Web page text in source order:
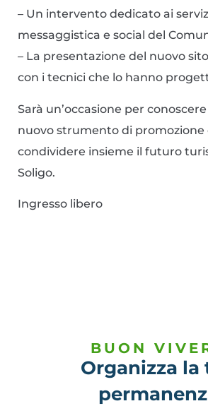
– Un intervento dedicato ai
messaggistica e social del
– La presentazione del nuovo
con i tecnici che lo hanno
Sarà un’occasione per
nuovo strumento di promozione
condividere insieme il futuro
Soligo.
Ingresso libero
BUON
Organizza la